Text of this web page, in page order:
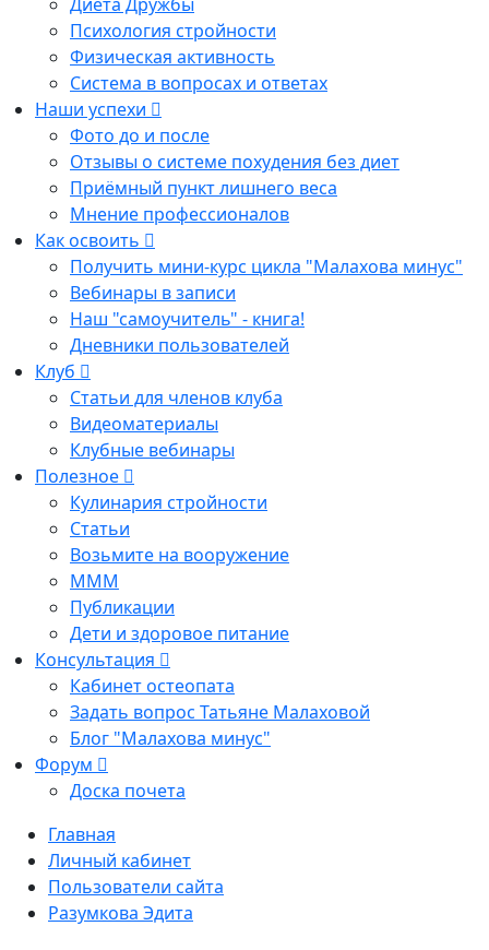
Психология стройности
Физическая активность
Система в вопросах и ответах
Наши успехи
Фото до и после
Отзывы о системе похудения без диет
Приёмный пункт лишнего веса
Мнение профессионалов
Как освоить
Получить мини-курс цикла "Малахова минус"
Вебинары в записи
Наш "самоучитель" - книга!
Дневники пользователей
Клуб
Статьи для членов клуба
Видеоматериалы
Клубные вебинары
Полезное
Кулинария стройности
Статьи
Возьмите на вооружение
МММ
Публикации
Дети и здоровое питание
Консультация
Кабинет остеопата
Задать вопрос Татьяне Малаховой
Блог "Малахова минус"
Форум
Доска почета
Главная
Личный кабинет
Пользователи сайта
Разумкова Эдита